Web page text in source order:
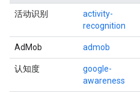
活动识别
activity-
recognition
AdMob admob
认知度
google-
awareness